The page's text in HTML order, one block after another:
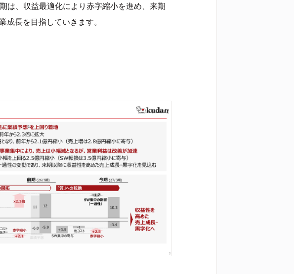
は、収益最適化により赤字縮小を進め、来期
成長を目指していきます。